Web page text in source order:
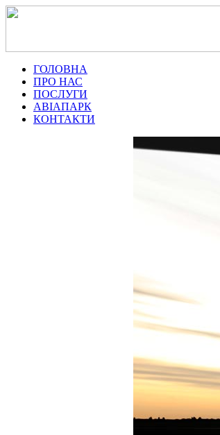
ГОЛОВНА
ПРО НАС
ПОСЛУГИ
АВІАПАРК
КОНТАКТИ